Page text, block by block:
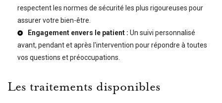
respectent les normes de sécurité les plus rigoureuses pour
assurer votre bien-être.
Engagement envers le patient : Un suivi personnalisé
avant, pendant et après l'intervention pour répondre à toutes
vos questions et préoccupations.
Les traitements disponibles